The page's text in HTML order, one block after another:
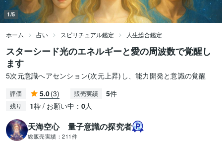
1/5
ホーム 占い スピリチュアル鑑定 人生総合鑑定
スターシード光のエネルギーと愛の周波数で覚醒し
ます
5次元意識へアセンション(次元上昇)し、能力開発と意識の覚醒
評価 5.0(3) 販売実績 5件
残り 1枠 / お願い中： 0人
天海空心 量子意識の探究者
総販売実績： 211件